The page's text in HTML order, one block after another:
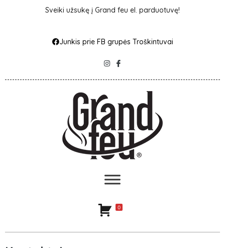
Sveiki užsukę į Grand feu el. parduotuvę!
Junkis prie FB grupės Troškintuvai
0